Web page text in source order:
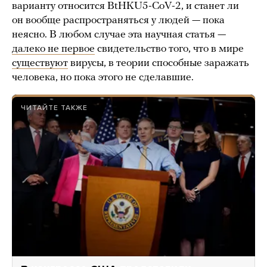
варианту относится BtHKU5-CoV-2, и станет ли
он вообще распространяться у людей — пока
неясно. В любом случае эта научная статья —
далеко не первое свидетельство того, что в мире
существуют вирусы, в теории способные заражать
человека, но пока этого не сделавшие.
ЧИТАЙТЕ ТАКЖЕ